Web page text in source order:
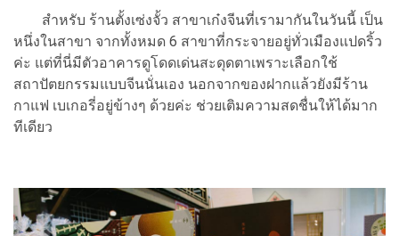
สำหรับ ร้านตั้งเซ่งจั้ว สาขาเก๋งจีนที่เรามากันในวันนี้ เป็น
หนึ่งในสาขา จากทั้งหมด 6 สาขาที่กระจายอยู่ทั่วเมืองแปดริ้ว
ค่ะ แต่ที่นี่มีตัวอาคารดูโดดเด่นสะดุดตาเพราะเลือกใช้
สถาปัตยกรรมแบบจีนนั่นเอง นอกจากของฝากแล้วยังมีร้าน
กาแฟ เบเกอรี่อยู่ข้างๆ ด้วยค่ะ ช่วยเติมความสดชื่นให้ได้มาก
ทีเดียว